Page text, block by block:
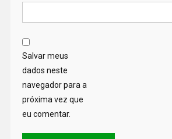
Salvar meus
dados neste
navegador para a
próxima vez que
eu comentar.